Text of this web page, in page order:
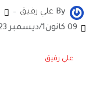
By علي رفيق
09 كانون1/ديسمبر 2023
علي رفيق